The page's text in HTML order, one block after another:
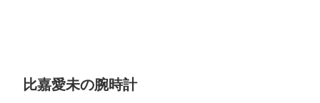
比嘉愛未の腕時計